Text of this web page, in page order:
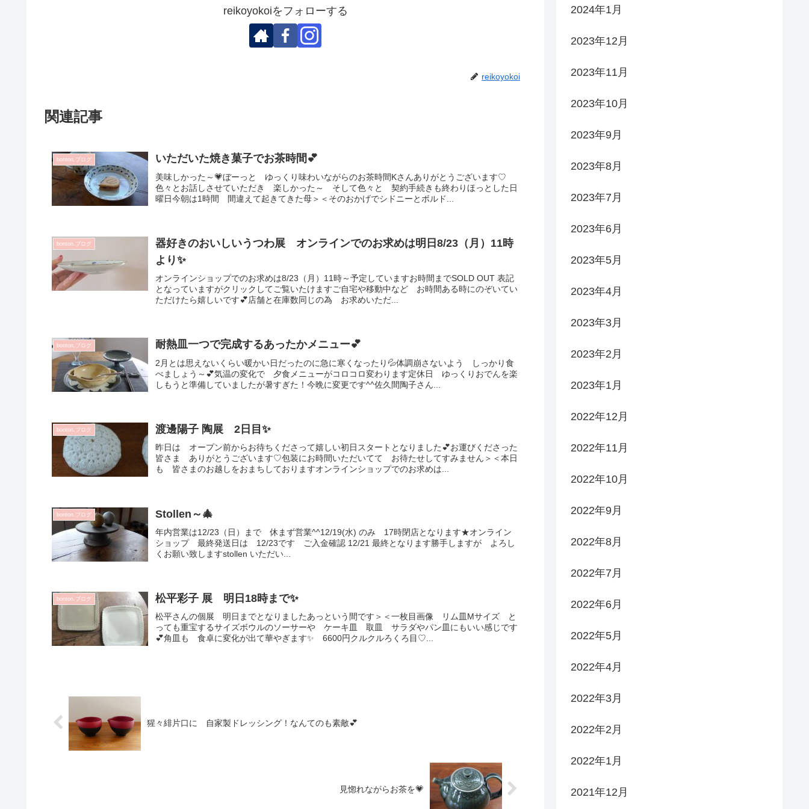
reikoyokoiをフォローする
reikoyokoi
関連記事
bonton.ブログ いただいた焼き菓子でお茶時間💕
美味しかった～💗ぼーっと ゆっくり味わいながらのお茶時間Kさんありがとうございます♡
色々とお話しさせていただき 楽しかった～ そして色々と 契約手続きも終わりほっとした日
曜日今朝は1時間 間違えて起きてきた母＞＜そのおかげでシドニーとボルド...
bonton.ブログ
器好きのおいしいうつわ展 オンラインでのお求めは明日8/23（月）11時
より✨
オンラインショップでのお求めは8/23（月）11時～予定していますお時間までSOLD OUT 表記
となっていますがクリックしてご覧いたけますご自宅や移動中など お時間ある時にのぞいてい
ただけたら嬉しいです💕店舗と在庫数同じの為 お求めいただ...
bonton.ブログ 耐熱皿一つで完成するあったかメニュー💕
2月とは思えないくらい暖かい日だったのに急に寒くなったり💦体調崩さないよう しっかり食
べましょう～💕気温の変化で 夕食メニューがコロコロ変わります定休日 ゆっくりおでんを楽
しもうと準備していましたが暑すぎた！今晩に変更です^^佐久間陶子さん...
bonton.ブログ 渡邊陽子 陶展 2日目✨
昨日は オープン前からお待ちくださって嬉しい初日スタートとなりました💕お運びくださった
皆さま ありがとうございます♡包装にお時間いただいてて お待たせしてすみません＞＜本日
も 皆さまのお越しをおまちしておりますオンラインショップでのお求めは...
bonton.ブログ Stollen～🎄
年内営業は12/23（日）まで 休まず営業^^12/19(水) のみ 17時閉店となります★オンライン
ショップ 最終発送日は 12/23です ご入金確認 12/21 最終となります勝手しますが よろし
くお願い致しますstollen いただい...
bonton.ブログ 松平彩子 展 明日18時まで✨
松平さんの個展 明日までとなりましたあっという間です＞＜一枚目画像 リム皿Mサイズ と
っても重宝するサイズボウルのソーサーや ケーキ皿 取皿 サラダやパン皿にもいい感じです
💕角皿も 食卓に変化が出て華やぎます✨ 6600円クルクルろくろ目♡...
猩々緋片口に 自家製ドレッシング！なんてのも素敵💕
見惚れながらお茶を💗
2024年1月
2023年12月
2023年11月
2023年10月
2023年9月
2023年8月
2023年7月
2023年6月
2023年5月
2023年4月
2023年3月
2023年2月
2023年1月
2022年12月
2022年11月
2022年10月
2022年9月
2022年8月
2022年7月
2022年6月
2022年5月
2022年4月
2022年3月
2022年2月
2022年1月
2021年12月